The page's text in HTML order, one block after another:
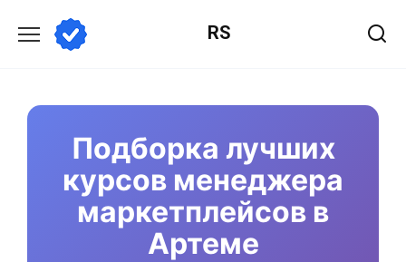
содержанию
RS
Подборка лучших
курсов менеджера
маркетплейсов в
Артеме